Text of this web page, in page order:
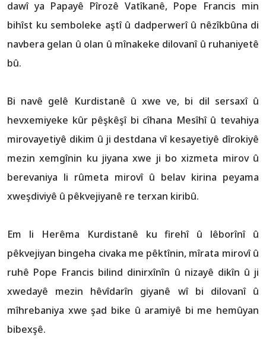
dawî ya Papayê Pîrozê Vatîkanê, Pope Francis min
bihîst ku semboleke aştî û dadperwerî û nêzîkbûna di
navbera gelan û olan û mînakeke dilovanî û ruhaniyetê
bû.
Bi navê gelê Kurdistanê û xwe ve, bi dil sersaxî û
hevxemiyeke kûr pêşkêşî bi cîhana Mesîhî û tevahiya
mirovayetiyê dikim û ji destdana vî kesayetiyê dîrokiyê
mezin xemgînin ku jiyana xwe ji bo xizmeta mirov û
berevaniya li rûmeta mirovî û belav kirina peyama
xweşdiviyê û pêkvejiyanê re terxan kiribû.
Em li Herêma Kurdistanê ku firehî û lêborînî û
pêkvejiyan bingeha civaka me pêktînin, mîrata mirovî û
ruhê Pope Francis bilind dinirxînîn û nizayê dikîn û ji
xwedayê mezin hêvîdarîn giyanê wî bi dilovanî û
mîhrebaniya xwe şad bike û aramiyê bi me hemûyan
bibexşê.